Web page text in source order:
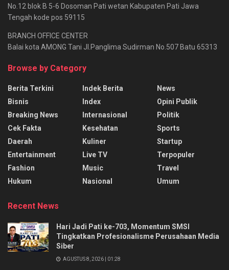
No.12 blok B 5-6 Dosoman Pati wetan Kabupaten Pati Jawa
Tengah kode pos 59115
BRANCH OFFICE CENTER
Balai kota AMONG Tani Jl.Panglima Sudirman No.507 Batu 65313
Browse by Category
Berita Terkini
Bisnis
Breaking News
Cek Fakta
Daerah
Entertainment
Fashion
Hukum
Indek Berita
Index
Internasional
Kesehatan
Kuliner
Live TV
Music
Nasional
News
Opini Publik
Politik
Sports
Startup
Terpopuler
Travel
Umum
Recent News
Hari Jadi Pati ke-703, Momentum SMSI
Tingkatkan Profesionalisme Perusahaan Media
Siber
AGUSTUS 8, 2026 | 01:28